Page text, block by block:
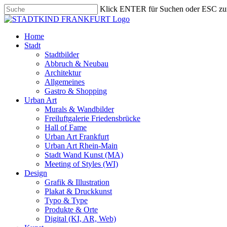
Skip
to
content
Klick ENTER für Suchen oder ESC
Close
search
Menu
Home
Stadt
Stadtbilder
Abbruch & Neubau
Architektur
Allgemeines
Gastro & Shopping
Urban Art
Murals & Wandbilder
Freiluftgalerie Friedensbrücke
Hall of Fame
Urban Art Frankfurt
Urban Art Rhein-Main
Stadt Wand Kunst (MA)
Meeting of Styles (WI)
Design
Grafik & Illustration
Plakat & Druckkunst
Typo & Type
Produkte & Orte
Digital (KI, AR, Web)